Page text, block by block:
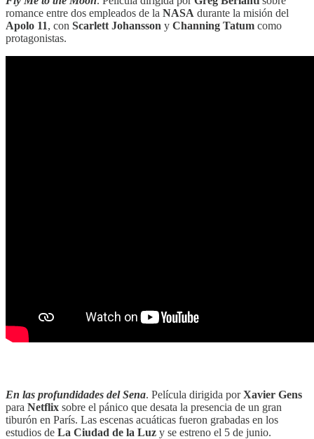
romance entre dos empleados de la NASA durante la misión del
Apolo 11, con Scarlett Johansson y Channing Tatum como
protagonistas.
En las profundidades del Sena. Película dirigida porXavier Gens
para Netflix sobre el pánico que desata la presencia de un gran
tiburón en París. Las escenas acuáticas fueron grabadas en los
estudios de La Ciudad de la Luz y se estreno el 5 de junio.